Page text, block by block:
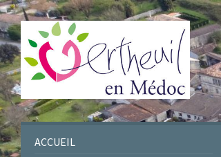
Skip
to
content
Skip
to
left
sidebar
Skip
to
footer
ACCUEIL